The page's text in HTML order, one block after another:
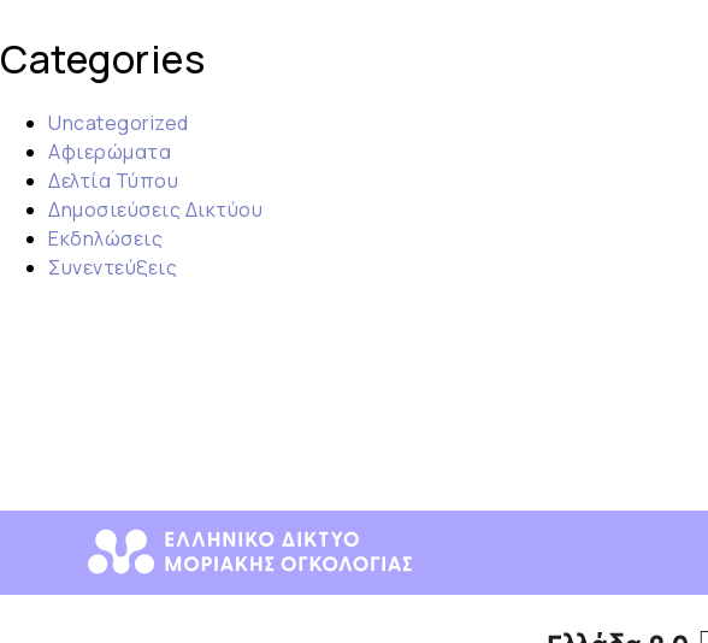
Categories
Uncategorized
Αφιερώματα
Δελτία Τύπου
Δημοσιεύσεις Δικτύου
Εκδηλώσεις
Συνεντεύξεις